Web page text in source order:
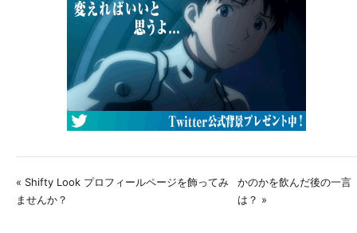
« Shifty Look プロフィールページを飾ってみ
ませんか？
かのかを飲んだ後の一言
は？ »